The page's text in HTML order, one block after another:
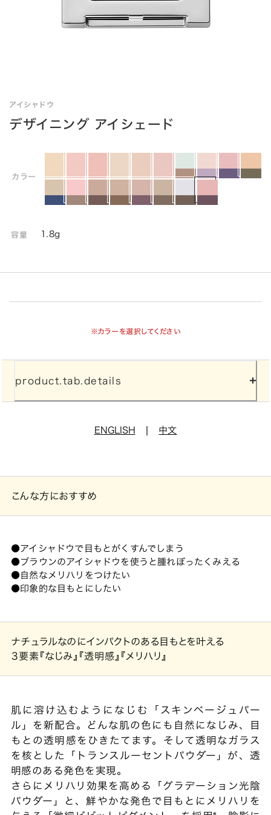
アイシャドウ
デザイニング アイシェード
カラー
容量 1.8g
※カラーを選択してください
product.tab.details
ENGLISH 中文
こんな方におすすめ
アイシャドウで目もとがくすんでしまう
ブラウンのアイシャドウを使うと腫れぼったくみえる
自然なメリハリをつけたい
印象的な目もとにしたい
ナチュラルなのにインパクトのある目もとを叶える
3要素『なじみ』『透明感』『メリハリ』
肌に溶け込むようになじむ「スキンベージュパー
ル」を新配合。どんな肌の色にも自然になじみ、目
もとの透明感をひきたてます。そして透明なガラス
を核とした「トランスルーセントパウダー」が、透
明感のある発色を実現。
さらにメリハリ効果を高める「グラデーション光陰
パウダー」と、鮮やかな発色で目もとにメリハリを